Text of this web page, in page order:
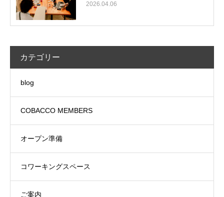
2026.04.06
カテゴリー
blog
COBACCO MEMBERS
オープン準備
コワーキングスペース
ご案内